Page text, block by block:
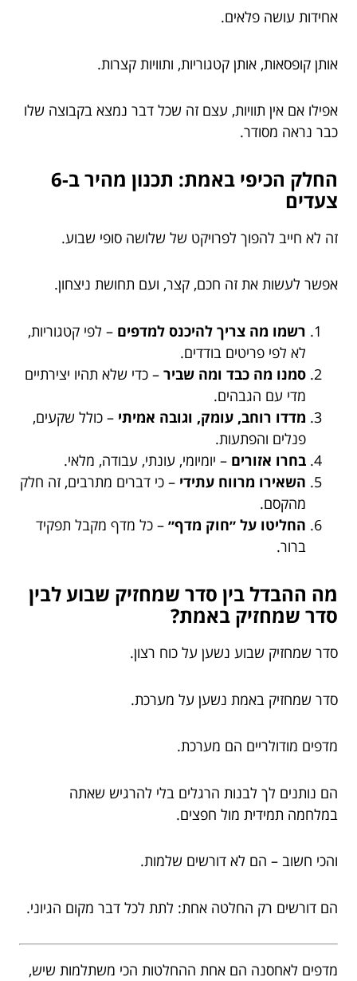
אחידות עושה פלאים.
אותן קופסאות, אותן קטגוריות, ותוויות קצרות.
אפילו אם אין תוויות, עצם זה שכל דבר נמצא בקבוצה שלו
כבר נראה מסודר.
החלק הכיפי באמת: תכנון מהיר ב-6
צעדים
זה לא חייב להפוך לפרויקט של שלושה סופי שבוע.
אפשר לעשות את זה חכם, קצר, ועם תחושת ניצחון.
רשמו מה צריך להיכנס למדפים – לפי קטגוריות,
לא לפי פריטים בודדים.
סמנו מה כבד ומה שביר – כדי שלא תהיו יצירתיים
מדי עם הגבהים.
מדדו רוחב, עומק, וגובה אמיתי – כולל שקעים,
פנלים והפתעות.
בחרו אזורים – יומיומי, עונתי, עבודה, מלאי.
השאירו מרווח עתידי – כי דברים מתרבים, זה חלק
מהקסם.
החליטו על ״חוק מדף״ – כל מדף מקבל תפקיד
ברור.
מה ההבדל בין סדר שמחזיק שבוע לבין
סדר שמחזיק באמת?
סדר שמחזיק שבוע נשען על כוח רצון.
סדר שמחזיק באמת נשען על מערכת.
מדפים מודולריים הם מערכת.
הם נותנים לך לבנות הרגלים בלי להרגיש שאתה
במלחמה תמידית מול חפצים.
והכי חשוב – הם לא דורשים שלמות.
הם דורשים רק החלטה אחת: לתת לכל דבר מקום הגיוני.
מדפים לאחסנה הם אחת ההחלטות הכי משתלמות שיש,